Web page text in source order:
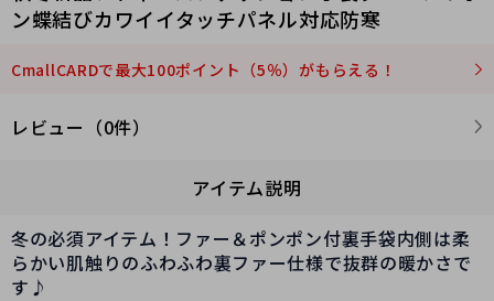
ン蝶結びカワイイタッチパネル対応防寒
CmallCARDで最大100ポイント（5％）がもらえる！
レビュー（0件）
アイテム説明
冬の必須アイテム！ファー＆ポンポン付裏手袋内側は柔
らかい肌触りのふわふわ裏ファー仕様で抜群の暖かさで
す♪